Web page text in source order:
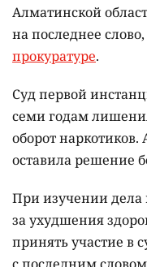
Алматинской
на последнее
прокуратуре.
Суд первой
семи годам
оборот
оставила решение
При изучении дела
за ухудшения
принять участие в